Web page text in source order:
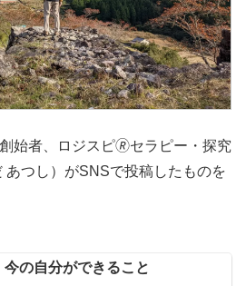
始者、ロジスピ🄬セラピー・探究
あつし）がSNSで投稿したものを
今の自分ができること